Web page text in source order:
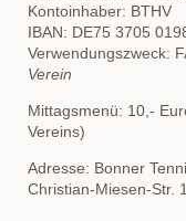
Kontoinhaber: BTHV
IBAN: DE75 3705
Verwendungszweck:
Verein
Mittagsmenü: 10,-
Vereins)
Adresse: Bonner
Christian-Miesen-Str.